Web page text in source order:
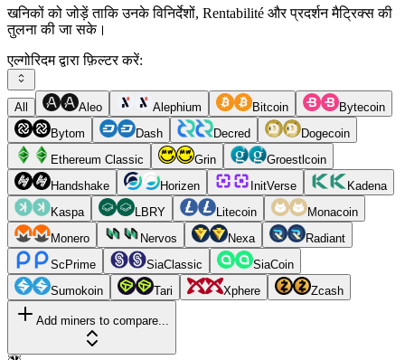
खनिकों को जोड़ें ताकि उनके विनिर्देशों, Rentabilité और प्रदर्शन मैट्रिक्स की
तुलना की जा सके।
एल्गोरिदम द्वारा फ़िल्टर करें:
All Aleo Alephium Bitcoin
Bytecoin
Bytom
Dash Decred
Dogecoin
Ethereum Classic
Grin
Groestlcoin
Handshake
Horizen InitVerse
Kadena
Kaspa
LBRY Litecoin
Monacoin
Monero
Nervos Nexa
Radiant
ScPrime
SiaClassic
SiaCoin
Sumokoin
Tari Xphere Zcash
Add miners to compare...